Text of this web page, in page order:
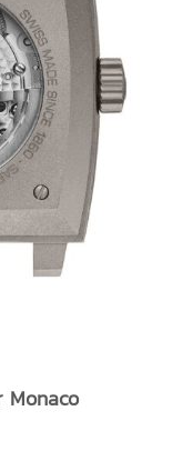
Monaco